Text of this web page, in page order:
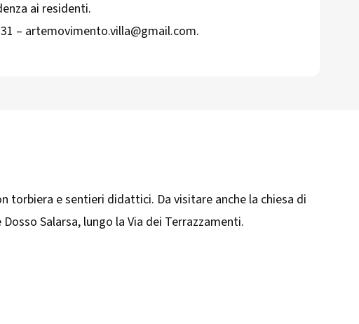
ai residenti.
– artemovimento.villa@gmail.com.
torbiera e sentieri didattici. Da visitare anche la chiesa di
Salarsa, lungo la Via dei Terrazzamenti.